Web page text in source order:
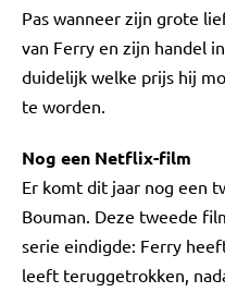
Pas wanneer zijn grote
van Ferry en zijn handel
duidelijk welke prijs hij
te worden.
Nog een Netflix-film
Er komt dit jaar nog een
Bouman. Deze tweede
serie eindigde: Ferry
leeft teruggetrokken,